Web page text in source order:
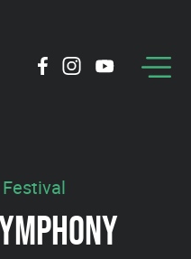
Festival